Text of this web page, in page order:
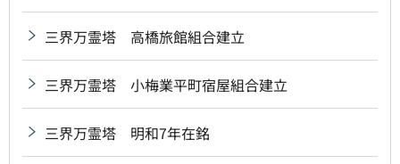
三界万霊塔 高橋旅館組合建立
三界万霊塔 小梅業平町宿屋組合建立
三界万霊塔 明和7年在銘